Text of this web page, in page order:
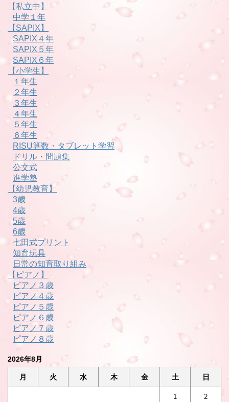
【私立中】
中学１年
【SAPIX】
SAPIX４年
SAPIX５年
SAPIX６年
【小学生】
１年生
２年生
３年生
４年生
５年生
６年生
RISU算数・タブレット学習
ドリル・問題集
公文式
進学塾
【幼児教育】
3歳
4歳
5歳
6歳
七田式プリント
知育玩具
日常の知育取り組み
【ピアノ】
ピアノ３歳
ピアノ４歳
ピアノ５歳
ピアノ６歳
ピアノ７歳
ピアノ８歳
2026年8月
月 火 水 木 金 土 日
1 2